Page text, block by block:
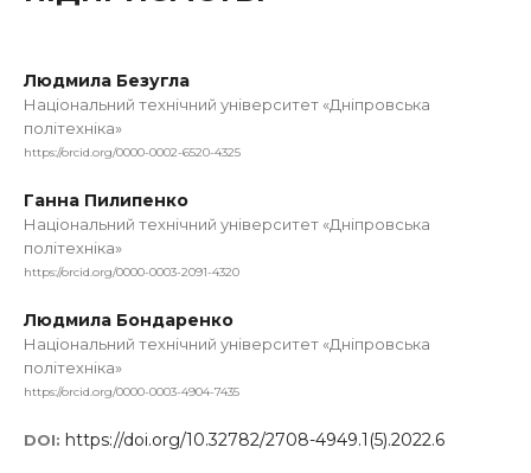
Людмила Безугла
Національний технічний університет «Дніпровська
політехніка»
https://orcid.org/0000-0002-6520-4325
Ганна Пилипенко
Національний технічний університет «Дніпровська
політехніка»
https://orcid.org/0000-0003-2091-4320
Людмила Бондаренко
Національний технічний університет «Дніпровська
політехніка»
https://orcid.org/0000-0003-4904-7435
DOI: https://doi.org/10.32782/2708-4949.1(5).2022.6